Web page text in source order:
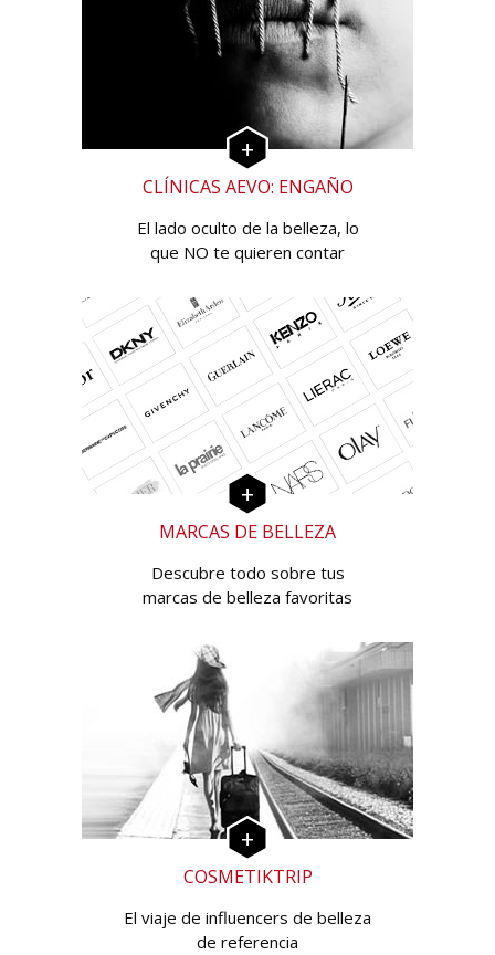
CLÍNICAS AEVO: ENGAÑO
El lado oculto de la belleza, lo
que NO te quieren contar
MARCAS DE BELLEZA
Descubre todo sobre tus
marcas de belleza favoritas
COSMETIKTRIP
El viaje de influencers de belleza
de referencia